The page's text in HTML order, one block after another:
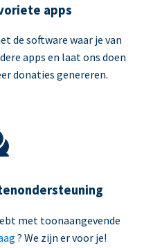
apps
de software waar je van
apps en laat ons doen
donaties genereren.
met toonaangevende
? We zijn er voor je!